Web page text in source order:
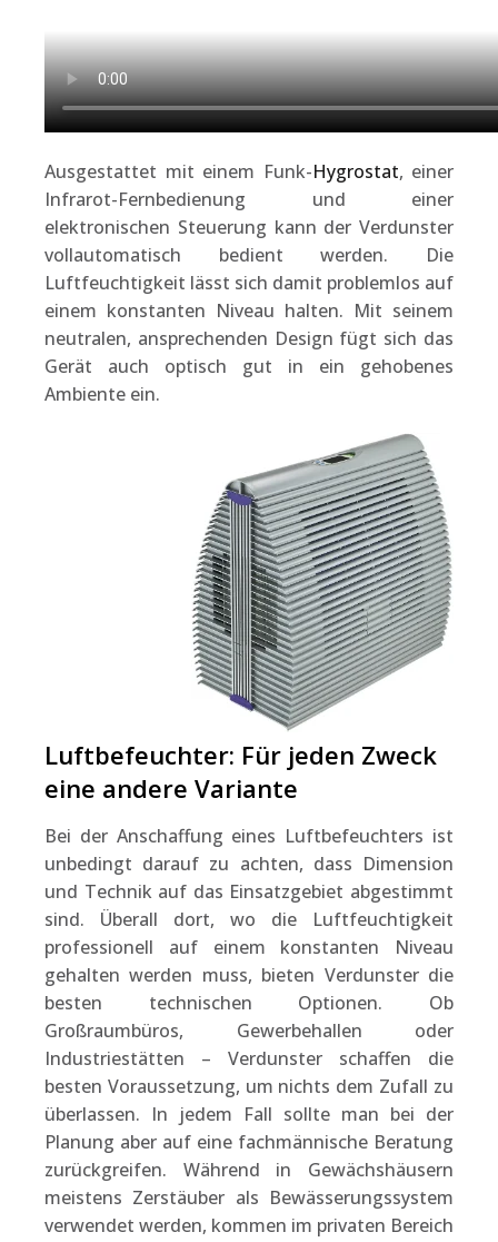
Ausgestattet mit einem Funk-Hygrostat, einer
Infrarot-Fernbedienung und einer
elektronischen Steuerung kann der Verdunster
vollautomatisch bedient werden. Die
Luftfeuchtigkeit lässt sich damit problemlos auf
einem konstanten Niveau halten. Mit seinem
neutralen, ansprechenden Design fügt sich das
Gerät auch optisch gut in ein gehobenes
Ambiente ein.
Luftbefeuchter: Für jeden Zweck
eine andere Variante
Bei der Anschaffung eines Luftbefeuchters ist
unbedingt darauf zu achten, dass Dimension
und Technik auf das Einsatzgebiet abgestimmt
sind. Überall dort, wo die Luftfeuchtigkeit
professionell auf einem konstanten Niveau
gehalten werden muss, bieten Verdunster die
besten technischen Optionen. Ob
Großraumbüros, Gewerbehallen oder
Industriestätten – Verdunster schaffen die
besten Voraussetzung, um nichts dem Zufall zu
überlassen. In jedem Fall sollte man bei der
Planung aber auf eine fachmännische Beratung
zurückgreifen. Während in Gewächshäusern
meistens Zerstäuber als Bewässerungssystem
verwendet werden, kommen im privaten Bereich